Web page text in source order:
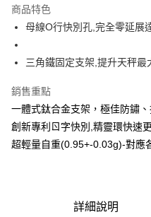
4.訂單成立30分鐘內，如未前往確
消。如遇「轉專審核」未通過狀況
1.分期款項不併入電信帳單，「大
2.透過簡訊連結打開帳單後，可選
帳／街口支付／iPASS MONEY」
【注意事項】
1.本服務係由「台灣大哥大股份有
用戶於交易時，得透過本服務購買
由本公司與您本人進行分期帳單所
便利好安心！
２．便利：只要手機號碼，簡訊認
３．安心：先確認商品／服務後，再
【「AFTEE先享後付」結帳流程】
結帳頁面，進行簡訊認證並確認金
２．訂單成立數日內，您將收到繳
３．收到繳費通知簡訊後14天內，
ATM／網路銀行／等多元方式進行
※ 請注意：結帳手續完成當下不需
客戶支援中心」https://
貨到付款
每筆NT$60，滿NT$1,200(含以
付款後全家取貨
每筆NT$60，滿NT$1,200(含
付款後7-11取貨
商品特色
母線O行快別孔,完全零延展
三角鐵固定支架,提升天秤最
銷售重點
一體式鈦合金支架，極佳防鏽
創新專利ㄖ字快別,精靈環快速
超輕量自重(0.95+-0.03g)-對應
詳細說明